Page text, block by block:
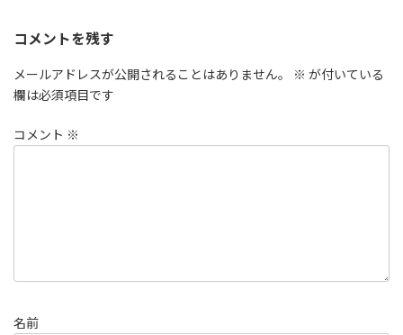
コメントを残す
メールアドレスが公開されることはありません。 ※ が付いている
欄は必須項目です
コメント ※
名前